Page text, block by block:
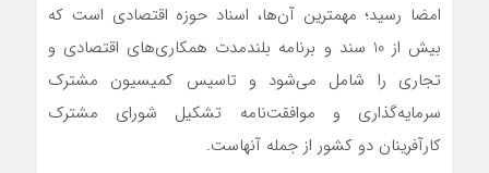
امضا رسید؛ مهمترین آن‌ها، اسناد حوزه اقتصادی است که
بیش از 10 سند و برنامه بلندمدت همکاری‌های اقتصادی و
تجاری را شامل می‌شود و تاسیس کمیسیون مشترک
سرمایه‌گذاری و موافقت‌نامه تشکیل شورای مشترک
کارآفرینان دو کشور از جمله آنهاست.